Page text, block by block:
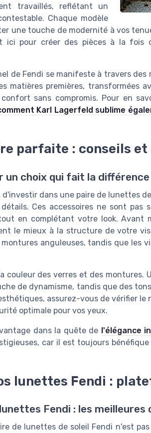
travaillés, reflétant un
Chaque modèle
une touche de modernité à vos
ici pour créer des pièces à la fois
de Fendi se manifeste à travers
matières premières, transformées
sans compromis. Pour en
Karl Lagerfeld sublime
parfaite : conseils et
un choix qui fait la différence
dans une paire de lunettes
Ces accessoires ne sont pas
en complétant votre look. Avant
le mieux à la structure de votre
anguleuses, tandis que les
couleur des verres et des
de dynamisme, tandis que des
assurez-vous de vérifier
optimale pour vos yeux.
dans la quête de l'élégance
car il est toujours
lunettes Fendi :
Fendi : les
de lunettes de soleil Fendi n'est